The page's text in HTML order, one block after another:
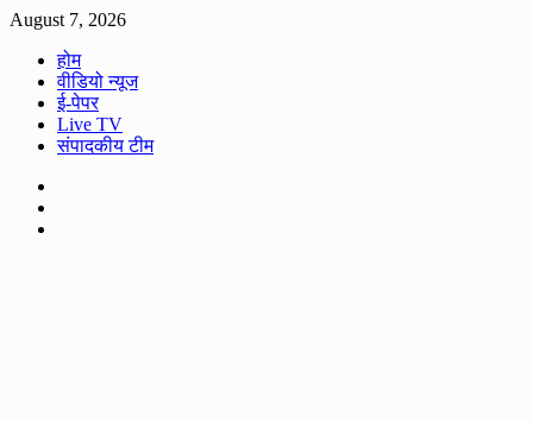
Skip
content
August 7, 2026
होम
वीडियो न्यूज
ई-पेपर
Live TV
संपादकीय टीम